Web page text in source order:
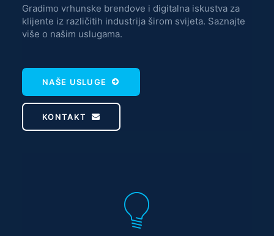
Gradimo vrhunske brendove i digitalna iskustva za
klijente iz različitih industrija širom svijeta. Saznajte
više o našim uslugama.
NAŠE USLUGE
KONTAKT